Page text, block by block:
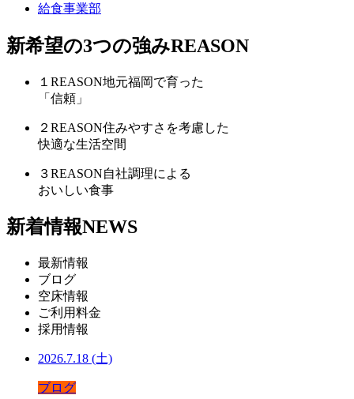
給食事業部
新希望の3つの強みREASON
１ REASON地元福岡で育った
「信頼」
２ REASON住みやすさを考慮した
快適な生活空間
３REASON自社調理による
おいしい食事
新着情報NEWS
最新情報
ブログ
空床情報
ご利用料金
採用情報
2026.7.18 (土)
ブログ